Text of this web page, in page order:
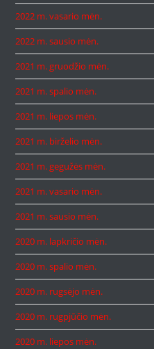
2022 m. vasario mėn.
2022 m. sausio mėn.
2021 m. gruodžio mėn.
2021 m. spalio mėn.
2021 m. liepos mėn.
2021 m. birželio mėn.
2021 m. gegužės mėn.
2021 m. vasario mėn.
2021 m. sausio mėn.
2020 m. lapkričio mėn.
2020 m. spalio mėn.
2020 m. rugsėjo mėn.
2020 m. rugpjūčio mėn.
2020 m. liepos mėn.